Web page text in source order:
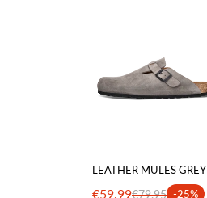
LEATHER MULES GREY
€59,99€79,95 -25%